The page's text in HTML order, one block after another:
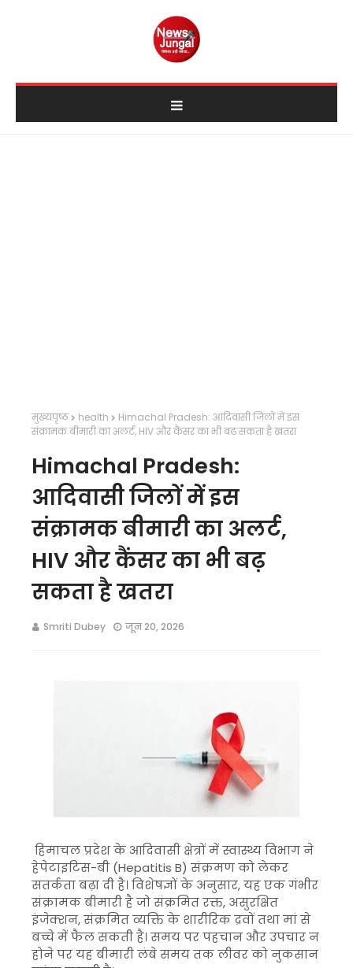
मुख्यपृष्ठ health
Himachal Pradesh: आदिवासी जिलों में इस
संक्रामक बीमारी का अलर्ट, HIV और कैंसर का भी बढ़ सकता है खतरा
Himachal Pradesh:
आदिवासी जिलों में इस
संक्रामक बीमारी का अलर्ट,
HIV और कैंसर का भी बढ़
सकता है खतरा
Smriti Dubey जून 20, 2026
हिमाचल प्रदेश के आदिवासी क्षेत्रों में स्वास्थ्य विभाग ने
हेपेटाइटिस-बी (Hepatitis B) संक्रमण को लेकर
सतर्कता बढ़ा दी है। विशेषज्ञों के अनुसार, यह एक गंभीर
संक्रामक बीमारी है जो संक्रमित रक्त, असुरक्षित
इंजेक्शन, संक्रमित व्यक्ति के शारीरिक द्रवों तथा मां से
बच्चे में फैल सकती है। समय पर पहचान और उपचार न
होने पर यह बीमारी लंबे समय तक लीवर को नुकसान